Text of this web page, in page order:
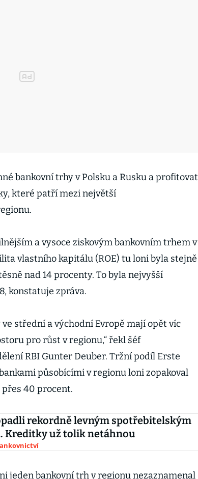
bankovní trhy v Polsku a Rusku a profitovat
které patří mezi největší
a vysoce ziskovým bankovním trhem v
vlastního kapitálu (ROE) tu loni byla stejně
nad 14 procenty. To byla nejvyšší
konstatuje zpráva.
ve střední a východní Evropě mají opět víc
pro růst v regionu,“ řekl šéf
RBI Gunter Deuber. Tržní podíl Erste
působícími v regionu loni zopakoval
40 procent.
rekordně levným spotřebitelským
Kreditky už tolik netáhnou
jeden bankovní trh v regionu nezaznamenal